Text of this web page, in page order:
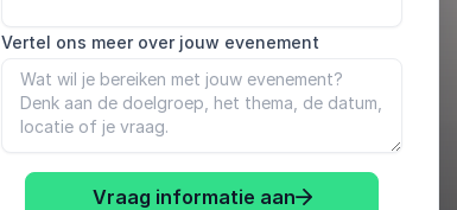
Vertel ons meer over jouw evenement
Vraag informatie aan